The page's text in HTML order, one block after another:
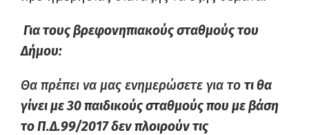
Για τους βρεφονηπιακούς σταθμούς του
Δήμου:
Θα πρέπει να μας ενημερώσετε για το τι θα
γίνει με 30 παιδικούς σταθμούς που με βάση
το Π.Δ.99/2017 δεν πλοιρούν τις